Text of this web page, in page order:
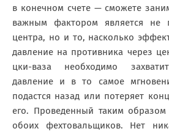
в конечном счете — сможете
важным фактором является не
центра, но и то, насколько
давление на противника через
цки-ваза необходимо
давление и в то самое
подастся назад или потеряет
его. Проведенный таким
обоих фехтовальщиков. Нет